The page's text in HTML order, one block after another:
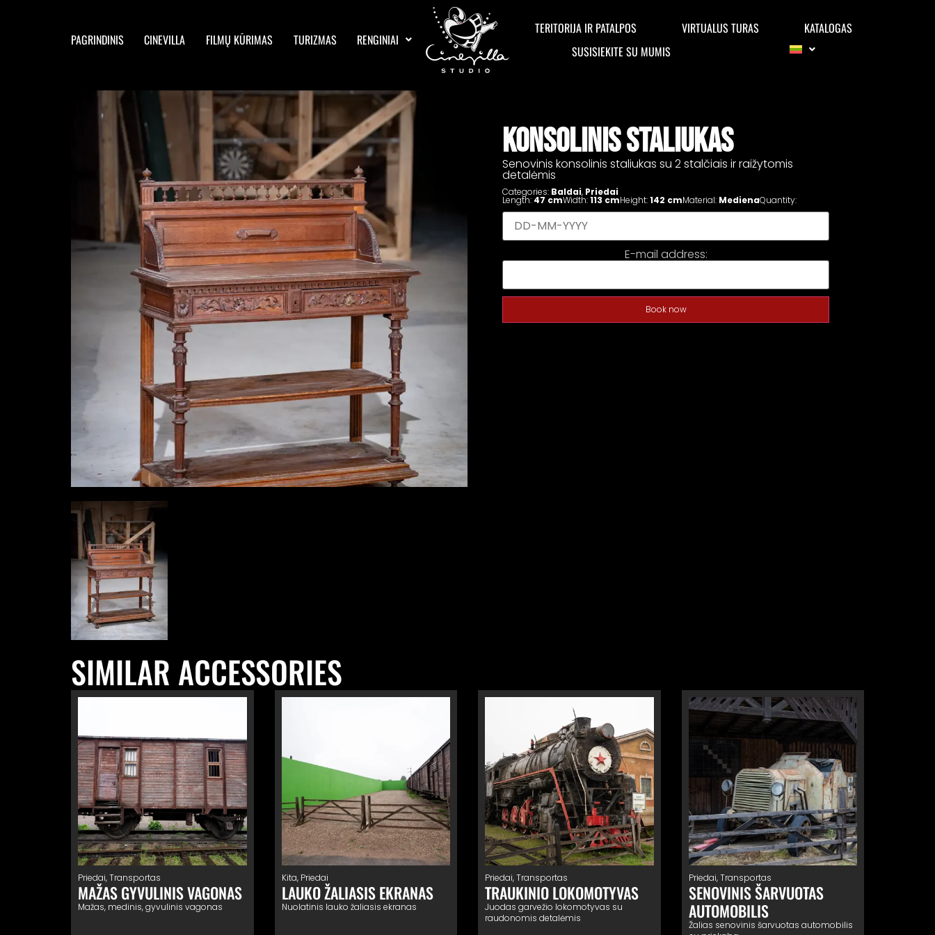
PAGRINDINIS CINEVILLA FILMŲ KŪRIMAS TURIZMAS RENGINIAI
TERITORIJA IR PATALPOS VIRTUALUS TURAS
KATALOGAS
SUSISIEKITE SU MUMIS
KONSOLINIS STALIUKAS
Senovinis konsolinis staliukas su 2 stalčiais ir raižytomis
detalėmis
Categories: Baldai, Priedai
Length: 47 cmWidth:113 cmHeight:142 cmMaterial: MedienaQuantity:
E-mail address:
Book now
SIMILAR ACCESSORIES
Priedai,Transportas
MAŽAS GYVULINIS VAGONAS
Mažas, medinis, gyvulinis vagonas
Kita, Priedai
LAUKO ŽALIASIS EKRANAS
Nuolatinis lauko žaliasis ekranas
Priedai,Transportas
TRAUKINIO LOKOMOTYVAS
Juodas garvežio lokomotyvas su
raudonomis detalėmis
Priedai,Transportas
SENOVINIS ŠARVUOTAS
AUTOMOBILIS
Žalias senovinis šarvuotas automobilis